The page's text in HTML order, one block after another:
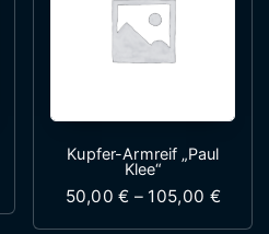
50,00 € bis 105,00 €
weist mehrere
Kupfer-Armreif „Paul
Klee“
50,00€ – 105,00 €
Dieses